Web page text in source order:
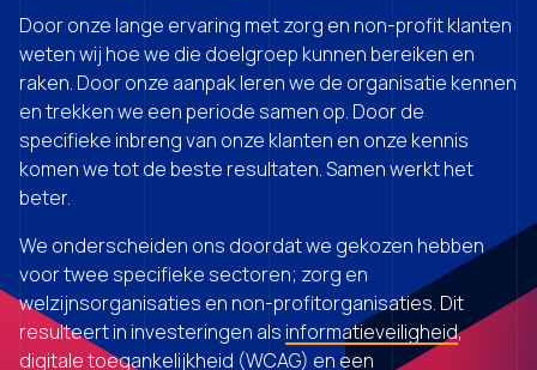
Door onze lange ervaring met zorg en non-profit klanten
weten wij hoe we die doelgroep kunnen bereiken en
raken. Door onze aanpak leren we de organisatie kennen
en trekken we een periode samen op. Door de
specifieke inbreng van onze klanten en onze kennis
komen we tot de beste resultaten. Samen werkt het
beter.
We onderscheiden ons doordat we gekozen hebben
voor twee specifieke sectoren; zorg en
welzijnsorganisaties en non-profitorganisaties. Dit
resulteert in investeringen als informatieveiligheid,
digitale toegankelijkheid (WCAG) en een